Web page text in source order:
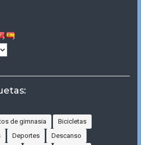
de gimnasia
Bicicletas
Deportes
Descanso